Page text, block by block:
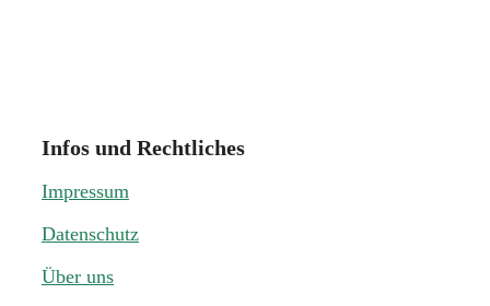
Infos und Rechtliches
Impressum
Datenschutz
Über uns